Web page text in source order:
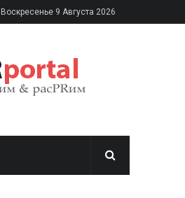
Воскресенье 9 Августа 2026